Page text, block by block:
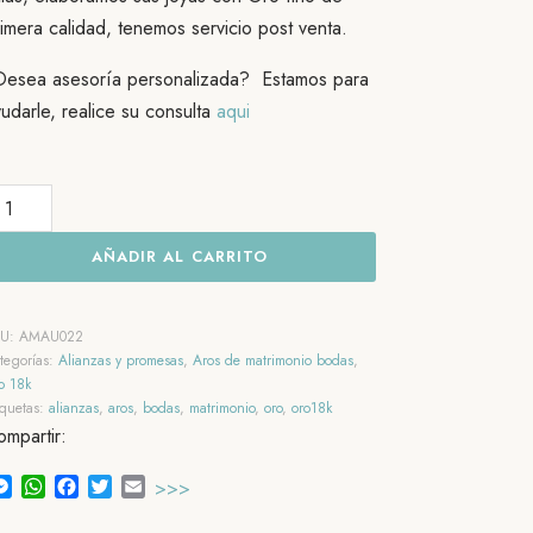
calidad, tenemos servicio post venta.
asesoría personalizada? Estamos para
realice su consulta aqui
AÑADIR AL CARRITO
AMAU022
Alianzas y promesas, Aros de matrimonio bodas,
18k
alianzas, aros, bodas, matrimonio, oro, oro18k
Messenger
WhatsApp
Facebook
TwitterEmail
>>>